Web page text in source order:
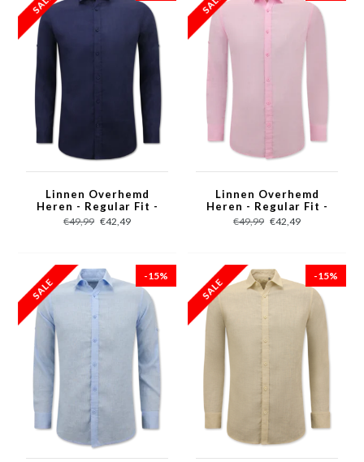
Linnen Overhemd
Heren - Regular Fit -
Blanco - Donker Blauw
€49,99 €42,49
Linnen Overhemd
Heren - Regular Fit -
Casual Blanco - Roze
€49,99 €42,49
-15% -15%